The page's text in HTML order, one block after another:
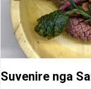
Suvenire nga